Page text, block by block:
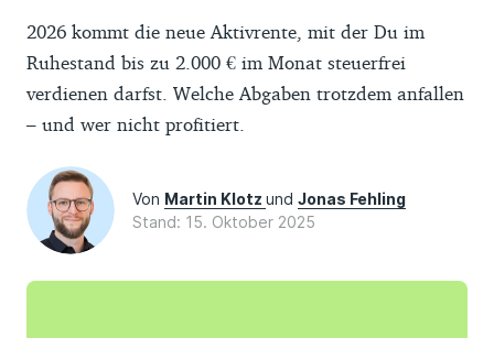
2026 kommt die neue Aktivrente, mit der Du im
Ruhestand bis zu 2.000 € im Monat steuerfrei
verdienen darfst. Welche Abgaben trotzdem anfallen
– und wer nicht profitiert.
Von Martin Klotz und Jonas Fehling
Stand: 15. Oktober 2025